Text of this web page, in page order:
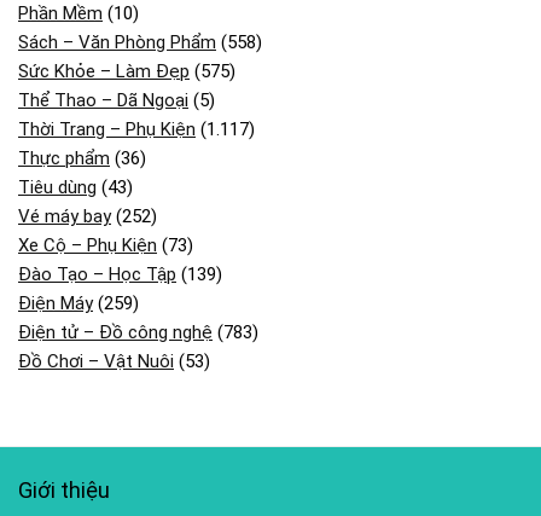
Phần Mềm (10)
Sách – Văn Phòng Phẩm (558)
Sức Khỏe – Làm Đẹp (575)
Thể Thao – Dã Ngoại (5)
Thời Trang – Phụ Kiện (1.117)
Thực phẩm (36)
Tiêu dùng (43)
Vé máy bay(252)
Xe Cộ – Phụ Kiện (73)
Đào Tạo – Học Tập (139)
Điện Máy(259)
Điện tử – Đồ công nghệ (783)
Đồ Chơi – Vật Nuôi (53)
Giới thiệu